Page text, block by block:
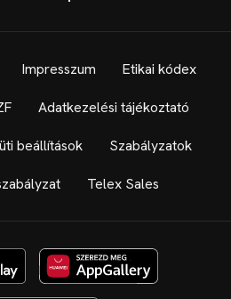
Impresszum Etikai kódex
Adatkezelési tájékoztató
beállítások Szabályzatok
Telex Sales